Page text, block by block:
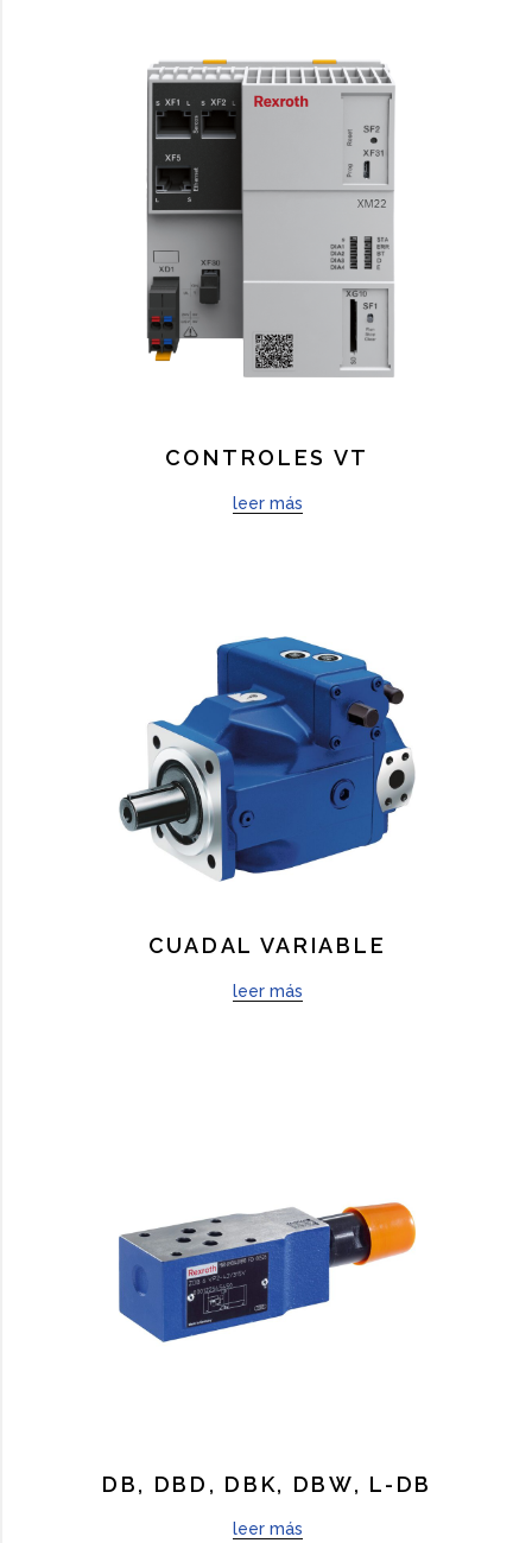
CONTROLES VT
leer más
CUADAL VARIABLE
leer más
DB, DBD, DBK, DBW, L-DB
leer más